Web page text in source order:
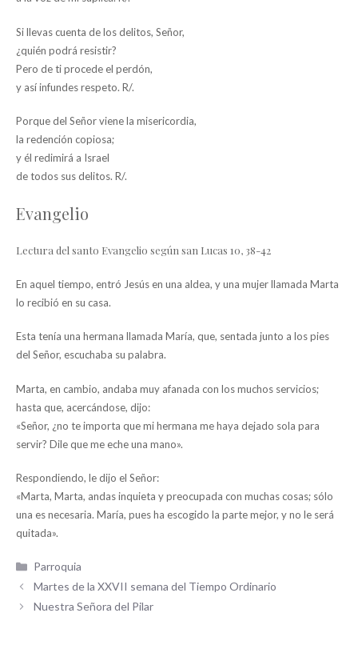
Si llevas cuenta de los delitos, Señor,
¿quién podrá resistir?
Pero de ti procede el perdón,
y así infundes respeto. R/.
Porque del Señor viene la misericordia,
la redención copiosa;
y él redimirá a Israel
de todos sus delitos. R/.
Evangelio
Lectura del santo Evangelio según san Lucas 10, 38-42
En aquel tiempo, entró Jesús en una aldea, y una mujer llamada Marta
lo recibió en su casa.
Esta tenía una hermana llamada María, que, sentada junto a los pies
del Señor, escuchaba su palabra.
Marta, en cambio, andaba muy afanada con los muchos servicios;
hasta que, acercándose, dijo:
«Señor, ¿no te importa que mi hermana me haya dejado sola para
servir? Dile que me eche una mano».
Respondiendo, le dijo el Señor:
«Marta, Marta, andas inquieta y preocupada con muchas cosas; sólo
una es necesaria. María, pues ha escogido la parte mejor, y no le será
quitada».
Categorías
Parroquia
Martes de la XXVII semana del Tiempo Ordinario
Nuestra Señora del Pilar